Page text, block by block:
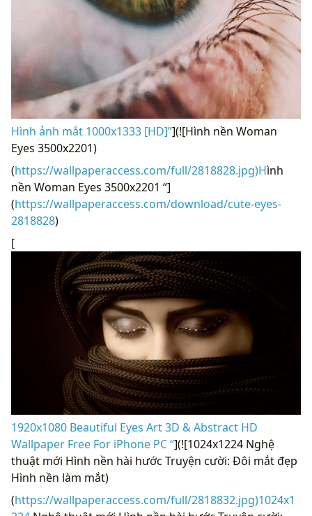
Hình ảnh mắt 1000x1333 [HD]”](![Hình nền Woman
Eyes 3500x2201)
(https://wallpaperaccess.com/full/2818828.jpg)Hình
nền Woman Eyes 3500x2201 “]
(https://wallpaperaccess.com/download/cute-eyes-
2818828)
[
1920x1080 Beautiful Eyes Art 3D & Abstract HD
Wallpaper Free For iPhone PC “](![1024x1224 Nghệ
thuật mới Hình nền hài hước Truyện cười: Đôi mắt đẹp
Hình nền làm mắt)
(https://wallpaperaccess.com/full/2818832.jpg)1024x1